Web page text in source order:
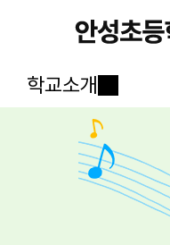
학교소개